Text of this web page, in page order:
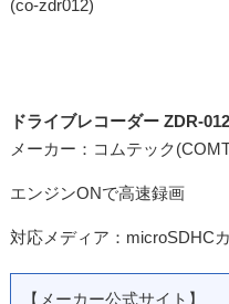
(co-zdr012)
ドライブレコーダー ZDR-012
メーカー：コムテック
エンジンONで高速録画
対応メディア：microSDHC
【メーカー公式サイト】